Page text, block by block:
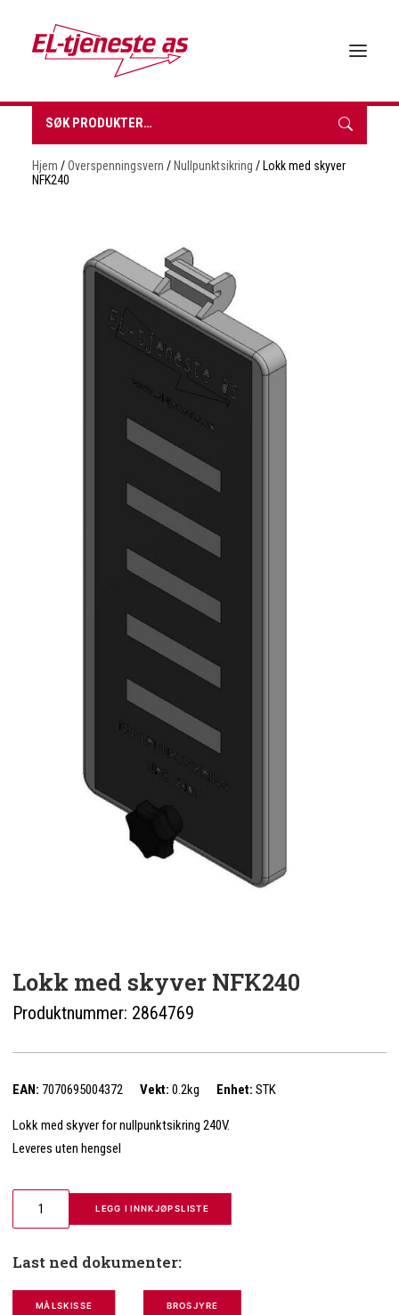
HJEM
OM EL-TJENESTE
BROSJYRER & TEKNISK DATA
Søk
Hjem /Overspenningsvern / Nullpunktsikring / Lokk med skyver
NFK240
Lokk med skyver NFK240
Produktnummer: 2864769
EAN: 7070695004372 Vekt: 0.2kg Enhet: STK
Lokk med skyver for nullpunktsikring 240V.
Leveres uten hengsel
LEGG I INNKJØPSLISTE
Last ned dokumenter:
MÅLSKISSE BROSJYRE